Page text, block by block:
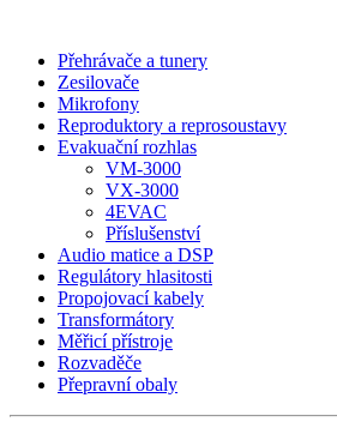
Přehrávače a tunery
Zesilovače
Mikrofony
Reproduktory a reprosoustavy
Evakuační rozhlas
VM-3000
VX-3000
4EVAC
Příslušenství
Audio matice a DSP
Regulátory hlasitosti
Propojovací kabely
Transformátory
Měřicí přístroje
Rozvaděče
Přepravní obaly